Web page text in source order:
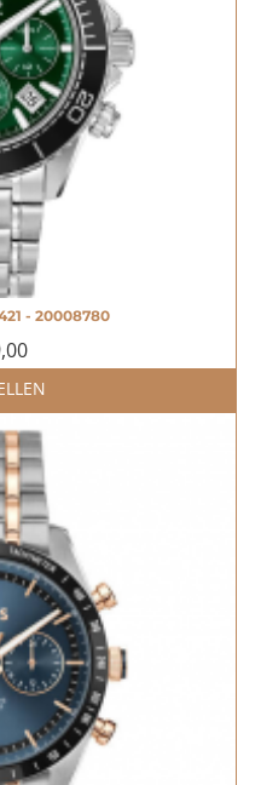
- 20008780